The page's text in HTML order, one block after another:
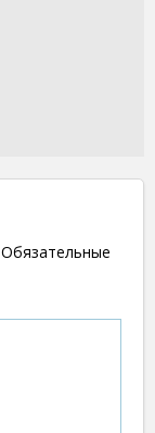
Обязательные